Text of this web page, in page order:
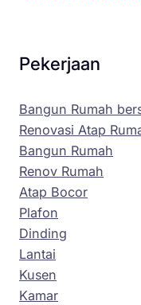
Pekerjaan
Bangun Rumah
Renovasi Atap
Bangun Rumah
Renov Rumah
Atap Bocor
Plafon
Dinding
Lantai
Kusen
Kamar